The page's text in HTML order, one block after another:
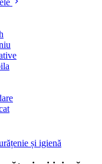
și igienă